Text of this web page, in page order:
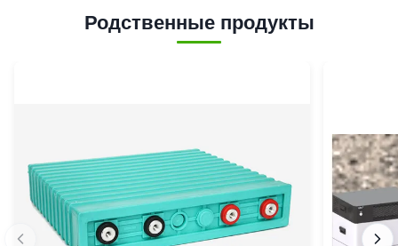
Родственные продукты